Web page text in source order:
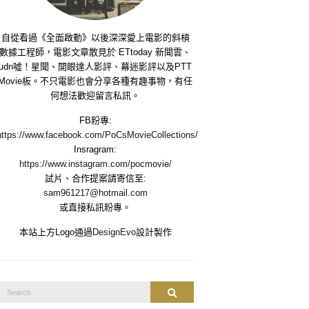
自從看過《全面啟動》以後深深愛上電影的斜槓
數據工程師，電影文章散見於 ETtoday 新聞雲、
噓！星聞、開眼達人影評、幕迷影評以及PTT
板。不只電影也會分享各種有趣事物，有任
何想法歡迎留言私訊。
FB粉專:
www.facebook.com/PoCsMovieCollections/
Insragram:
https://www.instagram.com/pocmovie/
試片、合作提案請寄信至:
sam961217@hotmail.com
或直接私訊粉專。
本站上方Logo通過 DesignEvo設計製作
Search